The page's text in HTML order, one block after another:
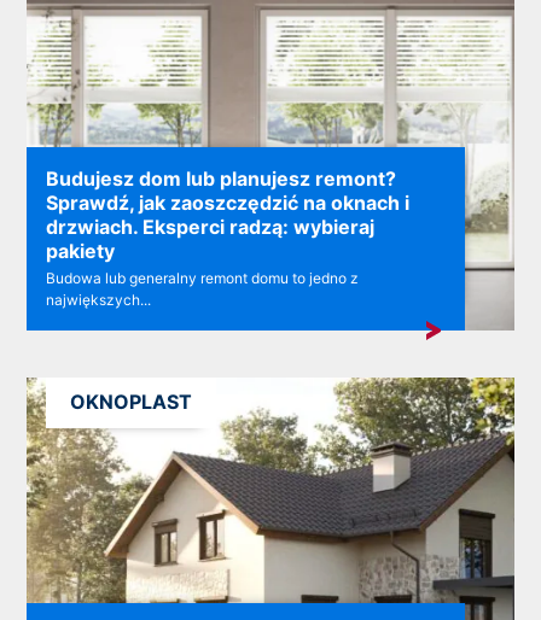
Budujesz dom lub planujesz remont?
Sprawdź, jak zaoszczędzić na oknach i
drzwiach. Eksperci radzą: wybieraj
pakiety
Budowa lub generalny remont domu to jedno z
największych...
OKNOPLAST